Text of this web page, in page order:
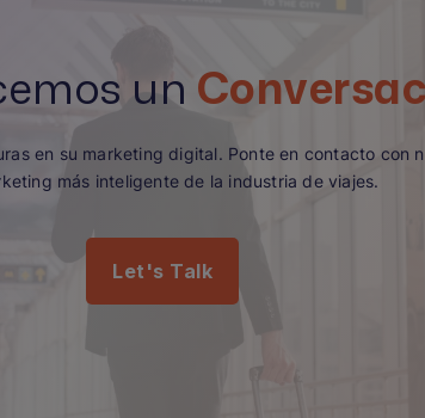
un
en su marketing digital. Ponte en contacto con
más inteligente de la industria de viajes.
Let's Talk